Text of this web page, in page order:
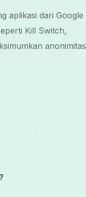
aplikasi dari Google
Kill Switch,
anonimitas